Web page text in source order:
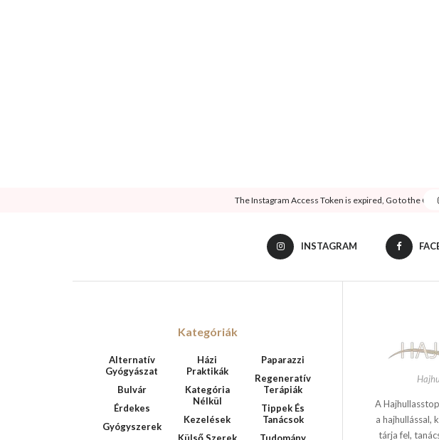
The Instagram Access Token is expired, Go to the
INSTAGRAM
Kategóriák
Alternatív
Gyógyászat
Bulvár
Érdekes
Gyógyszerek
Házi
Praktikák
Kategória
Nélkül
Kezelések
Külső Szerek
Paparazzi
Regeneratív
Terápiák
Tippek És
Tanácsok
Tudomány
A
a hajhullással,
tárja fel,